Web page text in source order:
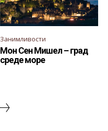
Занимливости
Мон Сен Мишел – град
среде море